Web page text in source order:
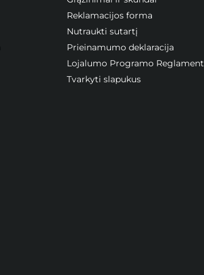
Reklamacijos forma
Nutraukti sutartį
Prieinamumo deklaracija
Lojalumo Programo
Tvarkyti slapukus